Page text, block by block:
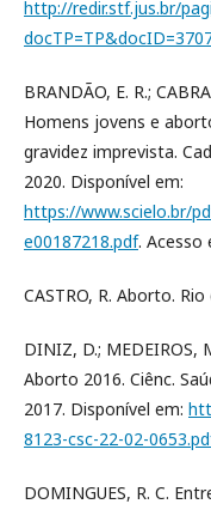
http://redir.stf.jus.br/
BRANDÃO, E. R.;
Homens jovens e
gravidez imprevista.
2020. Disponível em:
https://www.scielo.br/
e00187218.pdf. Acesso
CASTRO, R. Aborto.
DINIZ, D.; MEDEIROS,
Aborto 2016. Ciênc.
2017. Disponível em:
8123-csc-22-02-
DOMINGUES, R. C.